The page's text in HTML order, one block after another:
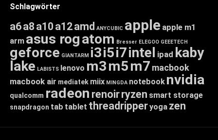
Schlagwörter
a6a8 a10 a12amd ANYCUBIC apple apple m1
arm asus rogatom Bresser ELEGOO GEEETECH
geforce GIANTARM i3i5i7intel ipad kaby
lake LABISTS lenovo m3m5m7 macbook
macbook air mediatek miix MINGDA notebook nvidia
qualcomm radeon renoirryzen smart storage
snapdragon tab tablet threadripperyoga zen